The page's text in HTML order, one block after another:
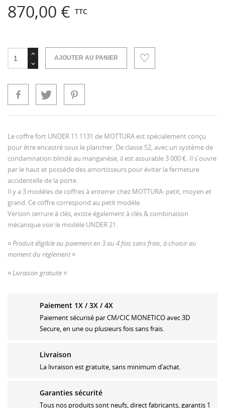
870,00 € TTC
AJOUTER AU PANIER
Le coffre fort UNDER 11.1131 de MOTTURA est spécialement conçu
pour être encastré sous le plancher. De classe S2, avec un système de
condamnation blindé au manganèse, il est assurable 3 000 €. Il s'ouvre
par le haut et possède des amortisseurs pour éviter la fermeture
accidentelle de la porte.
Il y a 3 modèles de coffres à enterrer chez MOTTURA: petit, moyen et
grand. Ce coffre correspond au petit modèle.
Version serrure à clés, existe également à clés & combinaison
mécanique voir le modèle UNDER 21.
¤ Produit éligible au paiement en 3 ou 4 fois sans frais, à choisir au
moment du règlement ¤
¤ Livraison gratuite ¤
Paiement 1X / 3X / 4X
Paiement sécurisé par CM/CIC MONETICO avec 3D
Secure, en une ou plusieurs fois sans frais.
Livraison
La livraison est gratuite, sans minimum d’achat.
Garanties sécurité
Tous nos produits sont neufs, direct fabricants, garantis 1